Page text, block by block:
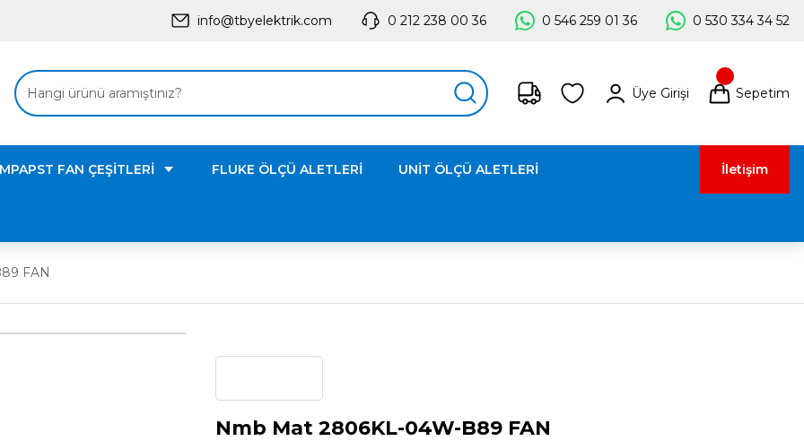
info@tbyelektrik.com 0 212 238 00 36 0 546 259 01 36 0 530 334 34 52
Üye Girişi Sepetim
FAN ÇEŞİTLERİ FLUKE ÖLÇÜ ALETLERİ UNİT ÖLÇÜ ALETLERİ İletişim
FAN
Nmb Mat 2806KL-04W-B89 FAN